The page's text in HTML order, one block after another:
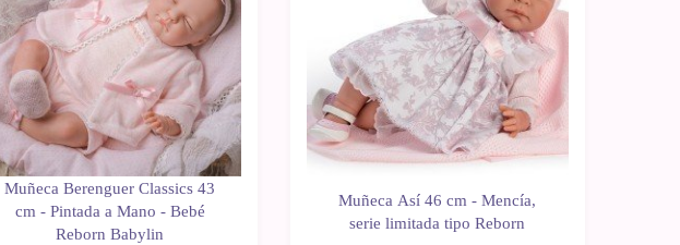
Muñeca Berenguer Classics 43
cm - Pintada a Mano - Bebé
Reborn Babylin
Muñeca Así 46 cm - Mencía,
serie limitada tipo Reborn